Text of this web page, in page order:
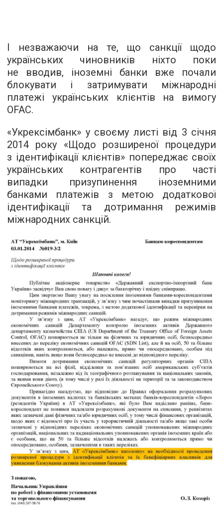
І незважаючи на те, що санкції щодо
українських чиновників ніхто поки
не вводив, іноземні банки вже почали
блокувати і затримувати міжнародні
платежі українських клієнтів на вимогу
OFAC.
«Укрексімбанк» у своєму листі від 3 січня
2014 року «Щодо розширеної процедури
з ідентифікації клієнтів» попереджає своїх
українських контрагентів про часті
випадки призупинення іноземними
банками платежів з метою додаткової
ідентифікації та дотримання режимів
міжнародних санкцій.